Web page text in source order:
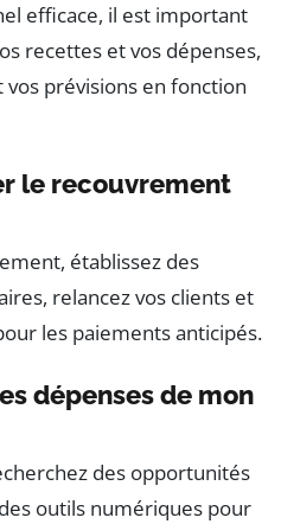
efficace, il est important
recettes et vos dépenses,
prévisions en fonction
le recouvrement
établissez des
relancez vos clients et
les paiements anticipés.
dépenses de mon
des opportunités
outils numériques pour